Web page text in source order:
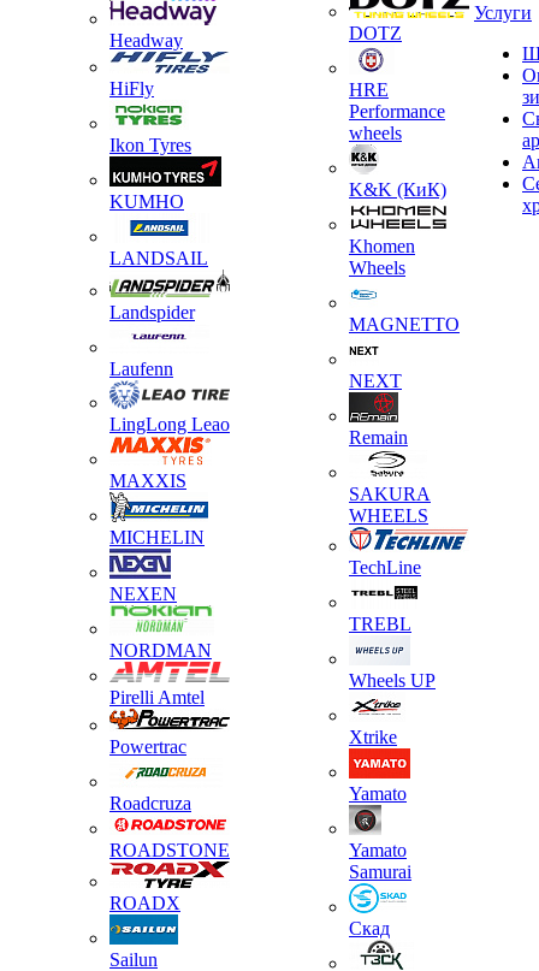
Headway
HiFly
Ikon Tyres
KUMHO
LANDSAIL
Landspider
Laufenn
LingLong Leao
MAXXIS
MICHELIN
NEXEN
NORDMAN
Pirelli Amtel
Powertrac
Roadcruza
ROADSTONE
ROADX
Sailun
DOTZ
HRE
Performance
wheels
K&K (КиК)
Khomen
Wheels
MAGNETTO
NEXT
Remain
SAKURA
WHEELS
TechLine
TREBL
Wheels UP
Xtrike
Yamato
Yamato
Samurai
Скад
Услуги